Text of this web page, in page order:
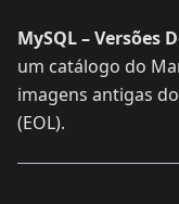
MySQL – Versões
um catálogo do
imagens antigas
(EOL).